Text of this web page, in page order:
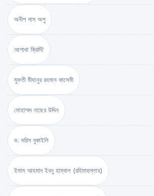
অনীশ দাস অপু
আগাথা ক্রিস্টি
মুফতী মীযানুর রহমান কাসেমী
মোহাম্মদ নাছের উদ্দিন
ড. মরিস বুকাইলি
ইমাম আহমাদ ইবনু হাম্বাল (রহিমাহুল্লাহ)